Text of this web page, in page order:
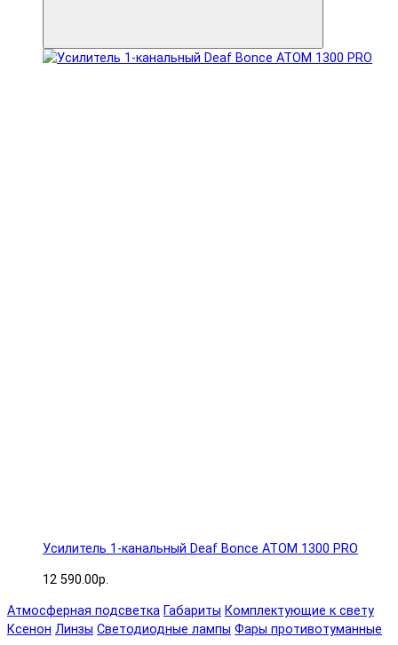
Усилитель 1-канальный Deaf Bonce ATOM 1300 PRO
12 590.00р.
Атмосферная подсветка Габариты Комплектующие к свету
Ксенон Линзы Светодиодные лампы Фары противотуманные